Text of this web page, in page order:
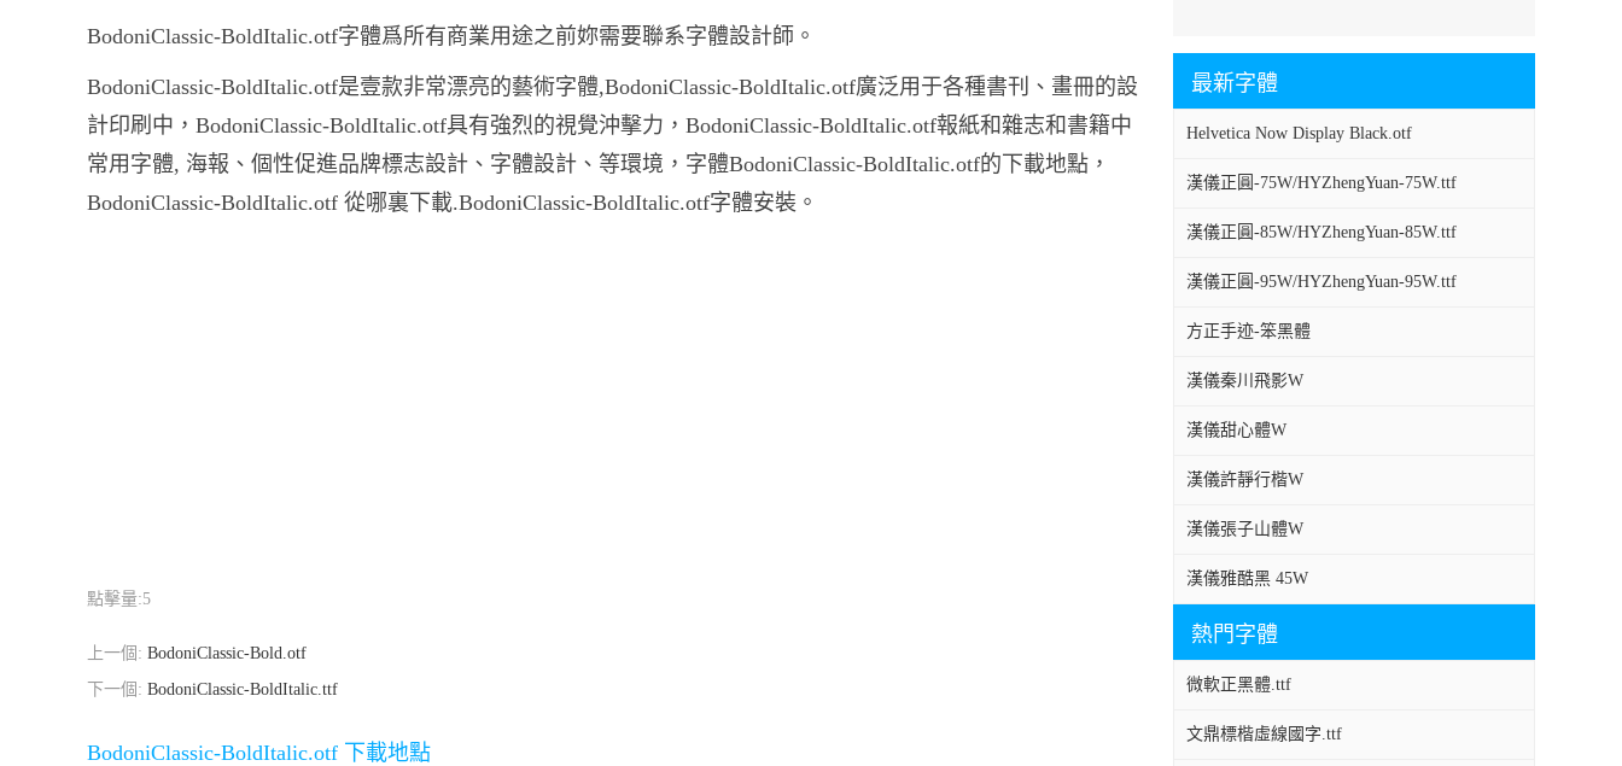
最新字體
Helvetica Now Display Black.otf
漢儀正圓-75W/HYZhengYuan-75W.ttf
漢儀正圓-85W/HYZhengYuan-85W.ttf
漢儀正圓-95W/HYZhengYuan-95W.ttf
方正手迹-笨黑體
漢儀秦川飛影W
漢儀甜心體W
漢儀許靜行楷W
漢儀張子山體W
漢儀雅酷黑 45W
熱門字體
微軟正黑體.ttf
文鼎標楷虛線國字.ttf
BodoniClassic-BoldItalic.otf字體爲所有商業用途之前妳需要聯系字體設計師。
BodoniClassic-BoldItalic.otf是壹款非常漂亮的藝術字體,BodoniClassic-BoldItalic.otf廣泛用于各種書刊、畫冊的設
計印刷中，BodoniClassic-BoldItalic.otf具有強烈的視覺沖擊力，BodoniClassic-BoldItalic.otf報紙和雜志和書籍中
常用字體, 海報、個性促進品牌標志設計、字體設計、等環境，字體BodoniClassic-BoldItalic.otf的下載地點，
BodoniClassic-BoldItalic.otf 從哪裏下載.BodoniClassic-BoldItalic.otf字體安裝。
點擊量:5
上一個: BodoniClassic-Bold.otf
下一個: BodoniClassic-BoldItalic.ttf
BodoniClassic-BoldItalic.otf 下載地點